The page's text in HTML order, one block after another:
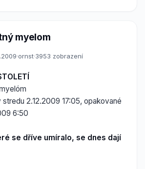
myelom
·ornst·3953 zobrazení
2.12.2009 17:05, opakované
6:50
se dříve umíralo, se dnes dají